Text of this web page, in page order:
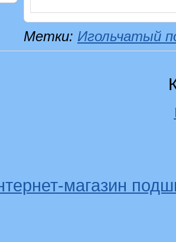
Метки: Игольчатый
магазин